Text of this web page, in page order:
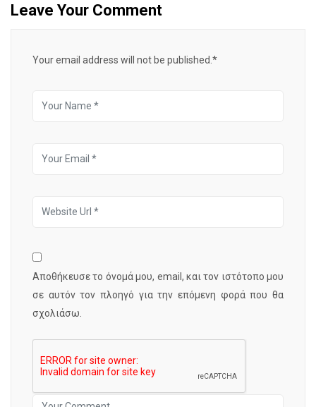
Leave Your Comment
Your email address will not be published.*
Αποθήκευσε το όνομά μου, email, και τον ιστότοπο μου
σε αυτόν τον πλοηγό για την επόμενη φορά που θα
σχολιάσω.